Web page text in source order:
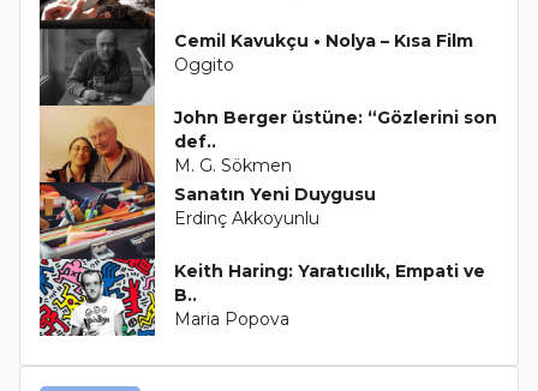
Cemil Kavukçu • Nolya – Kısa Film
Oggito
John Berger üstüne: “Gözlerini son
def..
M. G. Sökmen
Sanatın Yeni Duygusu
Erdinç Akkoyunlu
Keith Haring: Yaratıcılık, Empati ve
B..
Maria Popova